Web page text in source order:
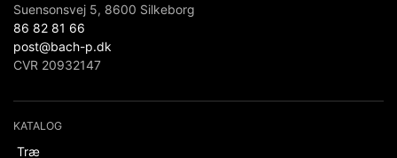
Suensonsvej 5, 8600 Silkeborg
86 82 81 66
post@bach-p.dk
CVR 20932147
KATALOG
Træ